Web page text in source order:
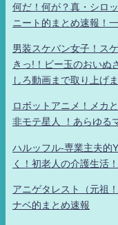
何だ！何が？真・シ
ニート的まとめ速報！
男装スケバン女子！ス
きっ!！ビー玉のおい
しろ動画まで取り上げ
ロボットアニメ！メカ
非モテ星人 ！あらゆる
ハルッフル-専業主夫的
く！初老人の介護生活
アニゲタレスト（元祖
ナベ的まとめ速報